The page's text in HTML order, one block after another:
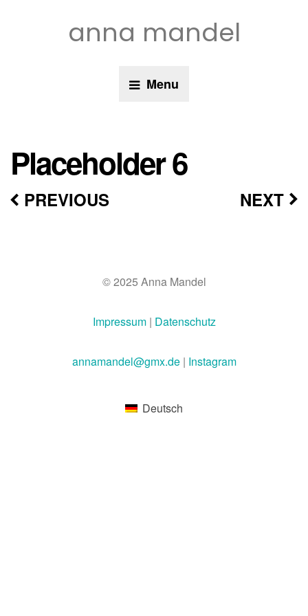
anna mandel
Menu
Placeholder 6
PREVIOUS NEXT
© 2025 Anna Mandel
Impressum| Datenschutz
annamandel@gmx.de| Instagram
Deutsch